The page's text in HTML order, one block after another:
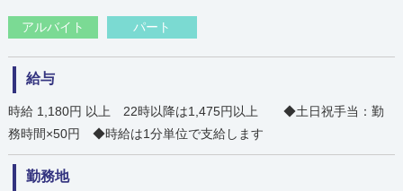
アルバイト パート
給与
時給 1,180円 以上 22時以降は1,475円以上 ◆土日祝手当：勤
務時間×50円 ◆時給は1分単位で支給します
勤務地